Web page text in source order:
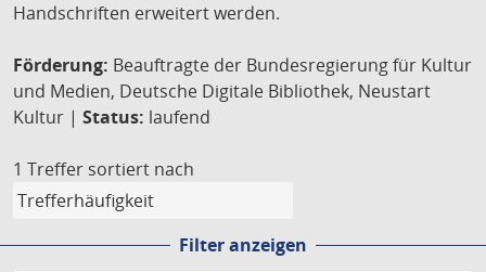
Handschriften erweitert werden.
Förderung: Beauftragte der Bundesregierung für Kultur
und Medien, Deutsche Digitale Bibliothek, Neustart
Kultur | Status: laufend
1 Treffer sortiert nach
Filter anzeigen